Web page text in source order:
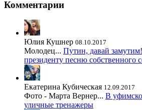
Комментарии
Юлия Кушнер 08.10.2017
Молодец... Путин, давай
президенту песню собственного
Екатерина Кубическая 12.09.2017
Фото - Марта Вернер... В
уличные тренажеры